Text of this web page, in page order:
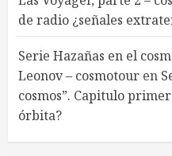
de radio ¿señales
Serie Hazañas en el
Leonov – cosmotour en
cosmos”. Capitulo
órbita?